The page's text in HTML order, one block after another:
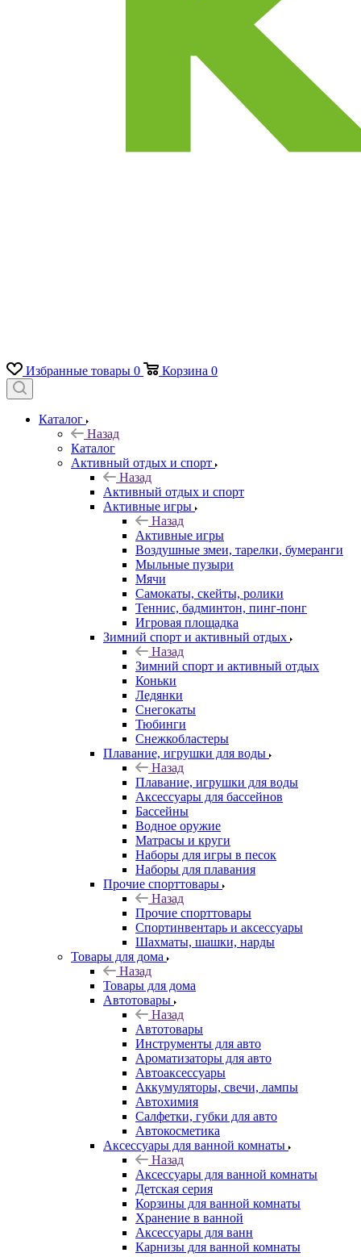
Избранные товары 0 Корзина 0
Каталог
Назад
Каталог
Активный отдых и спорт
Назад
Активный отдых и спорт
Активные игры
Назад
Активные игры
Воздушные змеи, тарелки, бумеранги
Мыльные пузыри
Мячи
Самокаты, скейты, ролики
Теннис, бадминтон, пинг-понг
Игровая площадка
Зимний спорт и активный отдых
Назад
Зимний спорт и активный отдых
Коньки
Ледянки
Снегокаты
Тюбинги
Снежкобластеры
Плавание, игрушки для воды
Назад
Плавание, игрушки для воды
Аксессуары для бассейнов
Бассейны
Водное оружие
Матрасы и круги
Наборы для игры в песок
Наборы для плавания
Прочие спорттовары
Назад
Прочие спорттовары
Спортинвентарь и аксессуары
Шахматы, шашки, нарды
Товары для дома
Назад
Товары для дома
Автотовары
Назад
Автотовары
Инструменты для авто
Ароматизаторы для авто
Автоаксессуары
Аккумуляторы, свечи, лампы
Автохимия
Салфетки, губки для авто
Автокосметика
Аксессуары для ванной комнаты
Назад
Аксессуары для ванной комнаты
Детская серия
Корзины для ванной комнаты
Хранение в ванной
Аксессуары для ванн
Карнизы для ванной комнаты